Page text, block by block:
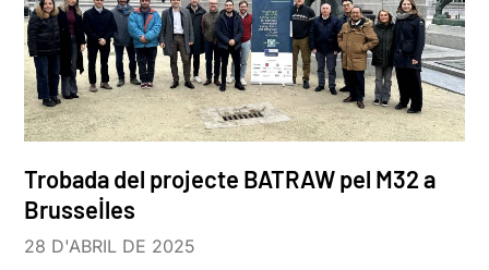
Trobada del projecte BATRAW pel M32 a
Brussel·les
28 D'ABRIL DE 2025